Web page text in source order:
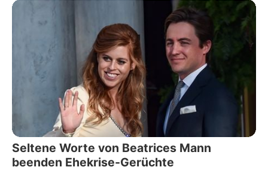
Seltene Worte von Beatrices Mann
beenden Ehekrise-Gerüchte